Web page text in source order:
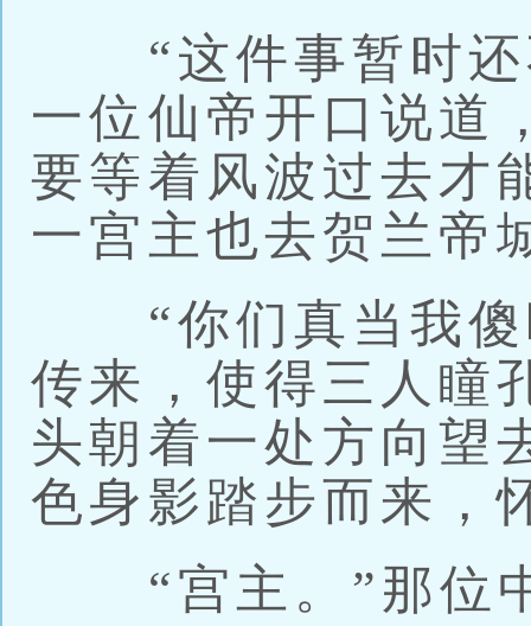
“这件事暂时还
一位仙帝开口说道
要等着风波过去才
一宫主也去贺兰帝
“你们真当我傻
传来，使得三人瞳
头朝着一处方向望
色身影踏步而来，
“宫主。”那位